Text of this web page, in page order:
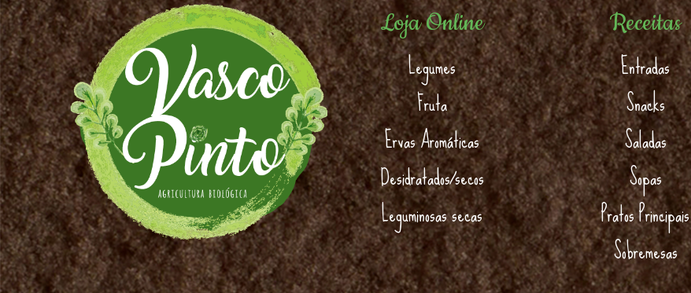
Loja Online
Legumes
Fruta
Ervas Aromáticas
Desidratados/secos
Leguminosas secas
Receitas
Entradas
Snacks
Saladas
Sopas
Pratos Principais
Sobremesas